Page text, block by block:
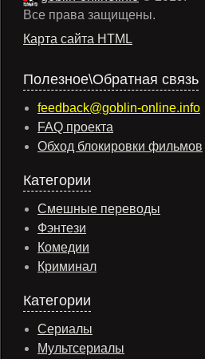
Все права защищены.
Карта сайта HTML
Полезное\Обратная связь
feedback@goblin-online.info
FAQ проекта
Обход блокировки фильмов
Категории
Смешные переводы
Фэнтези
Комедии
Криминал
Категории
Сериалы
Мультсериалы